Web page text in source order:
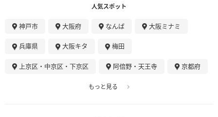
人気スポット
神戸市 大阪府 なんば 大阪ミナミ
兵庫県 大阪キタ 梅田
上京区・中京区・下京区 阿倍野・天王寺 京都府
もっと見る